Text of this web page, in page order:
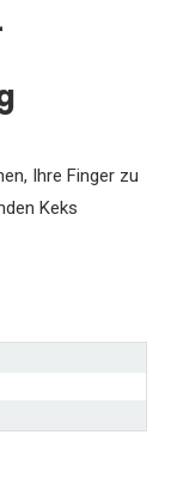
Ihre Finger zu
Keks